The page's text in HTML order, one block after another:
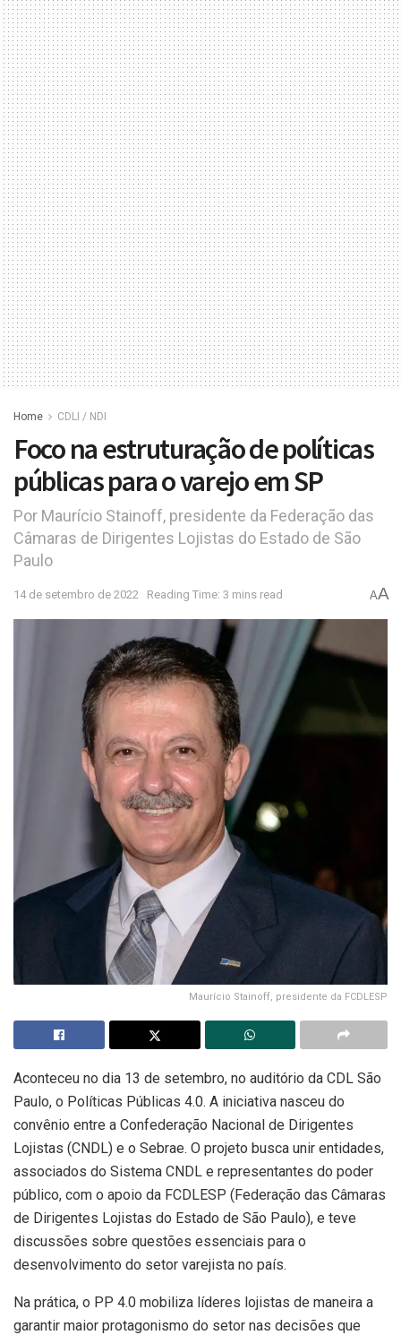
Home CDLI / NDI
Foco na estruturação de políticas
públicas para o varejo em SP
Por Maurício Stainoff, presidente da Federação das
Câmaras de Dirigentes Lojistas do Estado de São
Paulo
14 de setembro de 2022 Reading Time: 3 mins read AA
Maurício Stainoff, presidente da FCDLESP
Aconteceu no dia 13 de setembro, no auditório da CDL São
Paulo, o Políticas Públicas 4.0. A iniciativa nasceu do
convênio entre a Confederação Nacional de Dirigentes
Lojistas (CNDL) e o Sebrae. O projeto busca unir entidades,
associados do Sistema CNDL e representantes do poder
público, com o apoio da FCDLESP (Federação das Câmaras
de Dirigentes Lojistas do Estado de São Paulo), e teve
discussões sobre questões essenciais para o
desenvolvimento do setor varejista no país.
Na prática, o PP 4.0 mobiliza líderes lojistas de maneira a
garantir maior protagonismo do setor nas decisões que